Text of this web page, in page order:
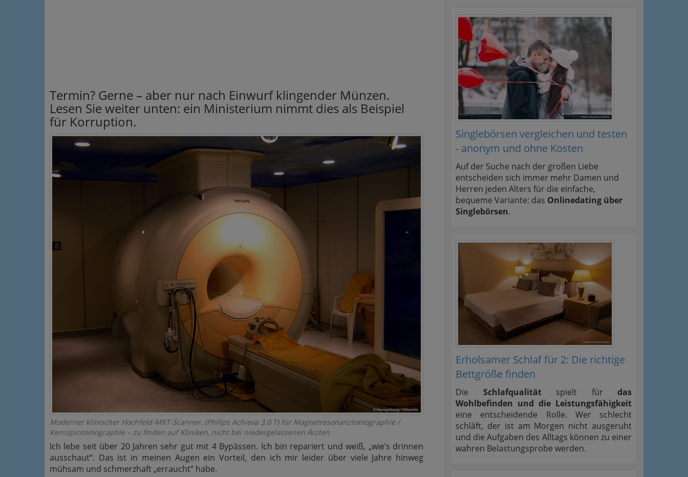
Termin? Gerne – aber nur nach Einwurf klingender Münzen.
Lesen Sie weiter unten: ein Ministerium nimmt dies als Beispiel
für Korruption.
Moderner klinischer Hochfeld-MRT-Scanner. (Philips Achieva 3.0 T) für Magnetresonanztomographie /
Kernspintomographie – zu finden auf Kliniken, nicht bei niedergelassenen Ärzten
Ich lebe seit über 20 Jahren sehr gut mit 4 Bypässen. Ich bin repariert und weiß, „wie’s drinnen
ausschaut“. Das ist in meinen Augen ein Vorteil, den ich mir leider über viele Jahre hinweg
mühsam und schmerzhaft „erraucht“ habe.
Singlebörsen vergleichen und testen
- anonym und ohne Kosten
Auf der Suche nach der großen Liebe
entscheiden sich immer mehr Damen und
Herren jeden Alters für die einfache,
bequeme Variante: das Onlinedating über
Singlebörsen.
Erholsamer Schlaf für 2: Die richtige
Bettgröße finden
Die Schlafqualitätspielt für das
Wohlbefinden und die Leistungsfähigkeit
eine entscheidende Rolle. Wer schlecht
schläft, der ist am Morgen nicht ausgeruht
und die Aufgaben des Alltags können zu einer
wahren Belastungsprobe werden.